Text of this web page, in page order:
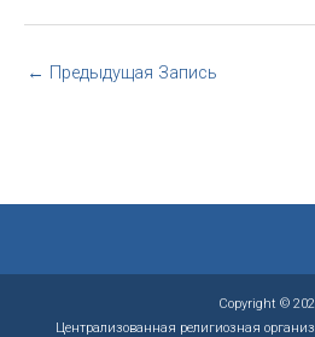
← Предыдущая Запись
Copyright ©
Централизованная религиозная